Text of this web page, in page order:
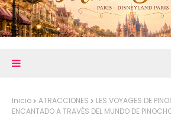
Inicio ATRACCIONES
LES VOYAGES DE
ENCANTADO A TRAVÉS DEL MUNDO DE